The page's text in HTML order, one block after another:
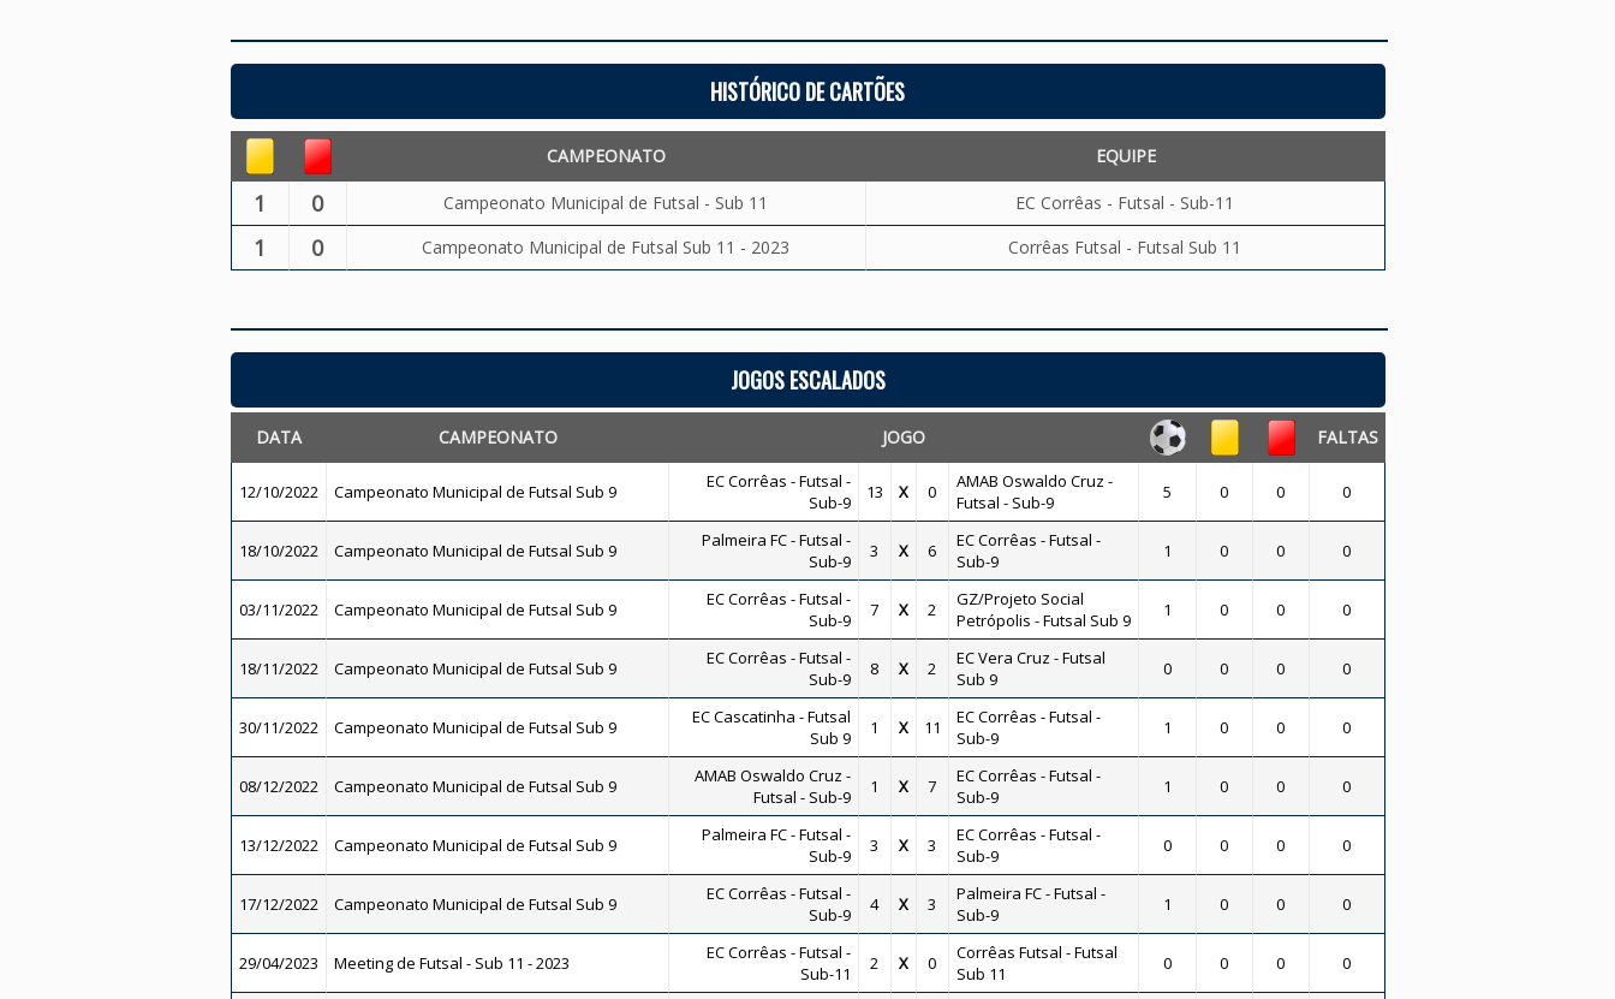
HISTÓRICO DE CARTÕES
CAMPEONATO EQUIPE
1 0 Campeonato Municipal de Futsal - Sub 11 EC Corrêas - Futsal - Sub-11
1 0 Campeonato Municipal de Futsal Sub 11 - 2023 Corrêas Futsal - Futsal Sub 11
JOGOS ESCALADOS
DATA CAMPEONATO JOGO FALTAS
12/10/2022 Campeonato Municipal de Futsal Sub 9
EC Corrêas - Futsal -
Sub-9
13 X 0
AMAB Oswaldo Cruz -
Futsal - Sub-9
5 0 0 0
18/10/2022 Campeonato Municipal de Futsal Sub 9
Palmeira FC - Futsal -
Sub-9
3 X 6
EC Corrêas - Futsal -
Sub-9
1 0 0 0
03/11/2022 Campeonato Municipal de Futsal Sub 9
EC Corrêas - Futsal -
Sub-9
7 X 2
GZ/Projeto Social
Petrópolis - Futsal Sub 9
1 0 0 0
18/11/2022 Campeonato Municipal de Futsal Sub 9
EC Corrêas - Futsal -
Sub-9
8 X 2
EC Vera Cruz - Futsal
Sub 9
0 0 0 0
30/11/2022 Campeonato Municipal de Futsal Sub 9
EC Cascatinha - Futsal
Sub 9
1 X 11
EC Corrêas - Futsal -
Sub-9
1 0 0 0
08/12/2022 Campeonato Municipal de Futsal Sub 9
AMAB Oswaldo Cruz -
Futsal - Sub-9
1 X 7
EC Corrêas - Futsal -
Sub-9
1 0 0 0
13/12/2022 Campeonato Municipal de Futsal Sub 9
Palmeira FC - Futsal -
Sub-9
3 X 3
EC Corrêas - Futsal -
Sub-9
0 0 0 0
17/12/2022 Campeonato Municipal de Futsal Sub 9
EC Corrêas - Futsal -
Sub-9
4 X 3
Palmeira FC - Futsal -
Sub-9
1 0 0 0
29/04/2023 Meeting de Futsal - Sub 11 - 2023
EC Corrêas - Futsal -
Sub-11
2 X 0
Corrêas Futsal - Futsal
Sub 11
0 0 0 0